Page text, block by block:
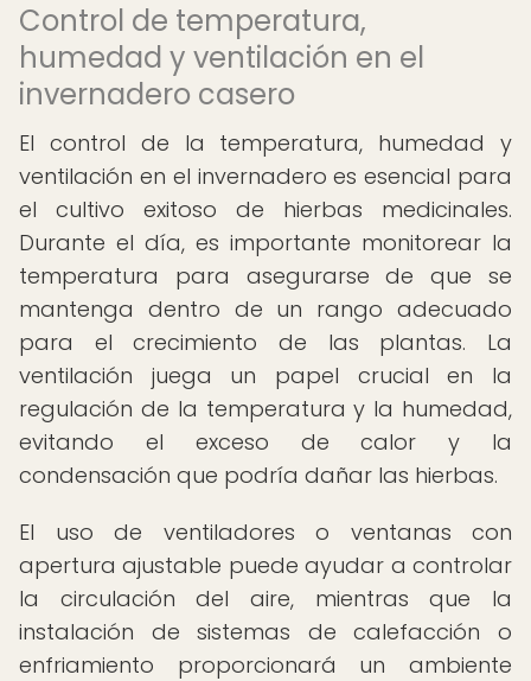
Control de temperatura,
humedad y ventilación en el
invernadero casero
El control de la temperatura, humedad y
ventilación en el invernadero es esencial para
el cultivo exitoso de hierbas medicinales.
Durante el día, es importante monitorear la
temperatura para asegurarse de que se
mantenga dentro de un rango adecuado
para el crecimiento de las plantas. La
ventilación juega un papel crucial en la
regulación de la temperatura y la humedad,
evitando el exceso de calor y la
condensación que podría dañar las hierbas.
El uso de ventiladores o ventanas con
apertura ajustable puede ayudar a controlar
la circulación del aire, mientras que la
instalación de sistemas de calefacción o
enfriamiento proporcionará un ambiente